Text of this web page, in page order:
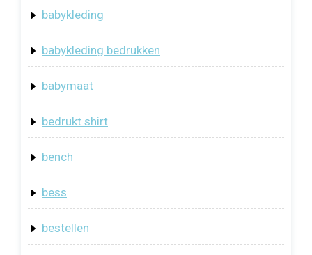
babykleding
babykleding bedrukken
babymaat
bedrukt shirt
bench
bess
bestellen